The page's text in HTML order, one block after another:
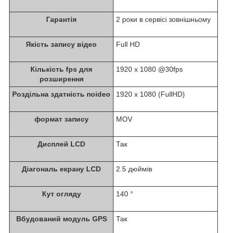
Гарантія 2 роки в сервісі зовнішньому
Якість запису відео Full HD
Кількість fps для
розширення
1920 x 1080 @30fps
Роздільна здатність поideo 1920 x 1080 (FullHD)
формат запису MOV
Дисплей LCD Так
Діагональ екрану LCD 2.5 дюймів
Кут огляду 140 °
Вбудований модуль GPS Так